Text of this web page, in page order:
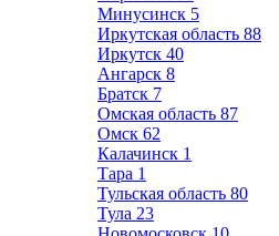
Минусинск 5
Иркутская область 88
Иркутск 40
Ангарск 8
Братск 7
Омская область 87
Омск 62
Калачинск 1
Тара 1
Тульская область 80
Тула 23